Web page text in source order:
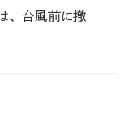
、台風前に撤